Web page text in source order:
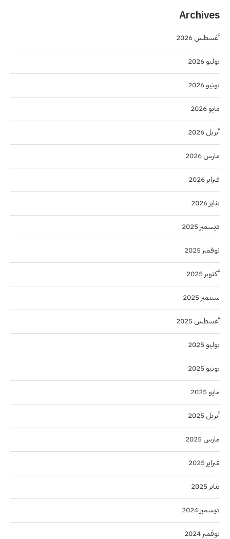
Archives
أغسطس 2026
يوليو 2026
يونيو 2026
مايو 2026
أبريل 2026
مارس 2026
فبراير 2026
يناير 2026
ديسمبر 2025
نوفمبر 2025
أكتوبر 2025
سبتمبر 2025
أغسطس 2025
يوليو 2025
يونيو 2025
مايو 2025
أبريل 2025
مارس 2025
فبراير 2025
يناير 2025
ديسمبر 2024
نوفمبر 2024